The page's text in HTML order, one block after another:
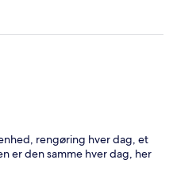
rengøring hver dag, et
er den samme hver dag, her